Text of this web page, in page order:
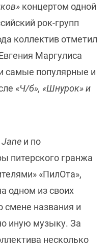
концертом одной
рок-групп
коллектив отметил
Маргулиса
самые популярные и
«Ч/б», «Шнурок» и
и по
питерского гранжа
«ПилОта»,
одном из своих
смене названия и
иную музыку. За
несколько